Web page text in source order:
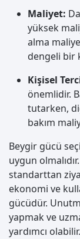
Maliyet:
yüksek
alma
dengeli bir
Kişisel
önemlidir.
tutarken,
bakım
Beygir gücü
uygun
standarttan
ekonomi ve
gücüdür.
yapmak ve
yardımcı olabilir.